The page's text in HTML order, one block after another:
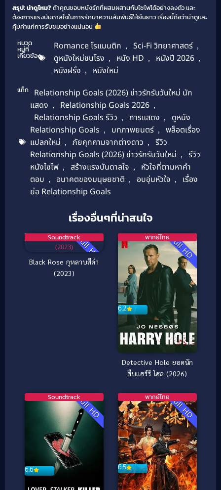
สรุป: น่าดูไหม?ถ้าคุณชอบหนังรักที่ผสมผสานกับไซไฟได้อย่างลงตัว และ
ต้องการแรงบันดาลใจในการรักษาความสัมพันธ์ให้ยืนยาว เรื่องนี้ถือว่าน่าดูและ
คุ้มค่าแก่การรับชมอย่างแน่นอน
หมวด
หมู่ที่
เกี่ยวข้อง
Romance โรแมนติก , Sci-Fi วิทยาศาสตร์ ,
ดูหนังใหม่ชนโรง , หนัง HD , หนังปี 2026 ,
หนังฝรั่ง , หนังใหม่
แท็ก
Relationship Goals (2026) ข่าวรักรับวันใหม่ นัก
แสดง , Relationship Goals 2026 ,
Relationship Goals รีวิว , การแสดง ,
ดูหนัง
Relationship Goals , บทภาพยนตร์ ,
พล็อตเรื่อง
แปลกใหม่ , ภัยคุกคามจากต่างดาว ,
รีวิว
Relationship Goals (2026) ข่าวรักรับวันใหม่ ,
รีวิว
หนังไซไฟ , สร้างแรงบันดาลใจ ,
หัวใจที่ตามหาคำ
ตอบ , อนาคตของมนุษยชาติ , อบอุ่นหัวใจ ,
เรื่อง
ย่อ Relationship Goals
เรื่องอื่นๆที่น่าสนใจ
Full HD
Soundtrack
Black Rose กุหลาบสีดำ
(2023)
Full HD
6.2
พากย์ไทย
Detective Hole ยอดนัก
สืบแฮร์รี โฮล (2026)
Full HD
6.6
Soundtrack Full HD
6.5
พากย์ไทย